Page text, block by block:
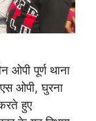
ओपी पूर्ण थाना
ओपी, घुरना
हुए